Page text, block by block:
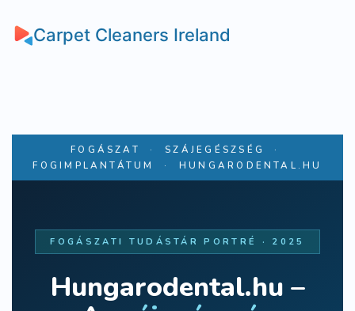
Carpet Cleaners Ireland
FOGÁSZAT · SZÁJEGÉSZSÉG ·
FOGIMPLANTÁTUM · HUNGARODENTAL.HU
FOGÁSZATI TUDÁSTÁR PORTRÉ · 2025
Hungarodental.hu –